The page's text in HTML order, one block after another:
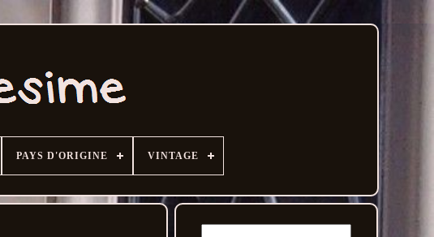
PAYS D'ORIGINE VINTAGE